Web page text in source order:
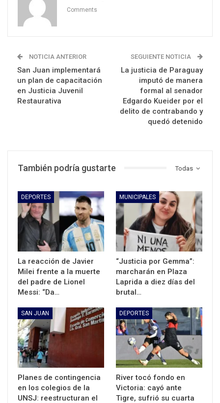
Comments
NOTICIA ANTERIOR
San Juan implementará
un plan de capacitación
en Justicia Juvenil
Restaurativa
SEGUIENTE NOTICIA
La justicia de Paraguay
imputó de manera
formal al senador
Edgardo Kueider por el
delito de contrabando y
quedó detenido
Todas
También podría gustarte
DEPORTES
La reacción de Javier
Milei frente a la muerte
del padre de Lionel
Messi: “Da…
MUNICIPALES
“Justicia por Gemma”:
marcharán en Plaza
Laprida a diez días del
brutal…
SAN JUAN
Planes de contingencia
en los colegios de la
UNSJ: reestructuran el
DEPORTES
River tocó fondo en
Victoria: cayó ante
Tigre, sufrió su cuarta